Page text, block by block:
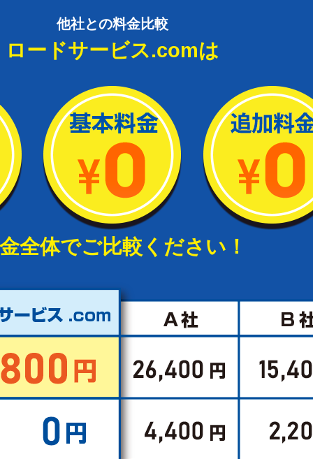
他社との料金比較
ロードサービス.comは
全体でご比較ください！